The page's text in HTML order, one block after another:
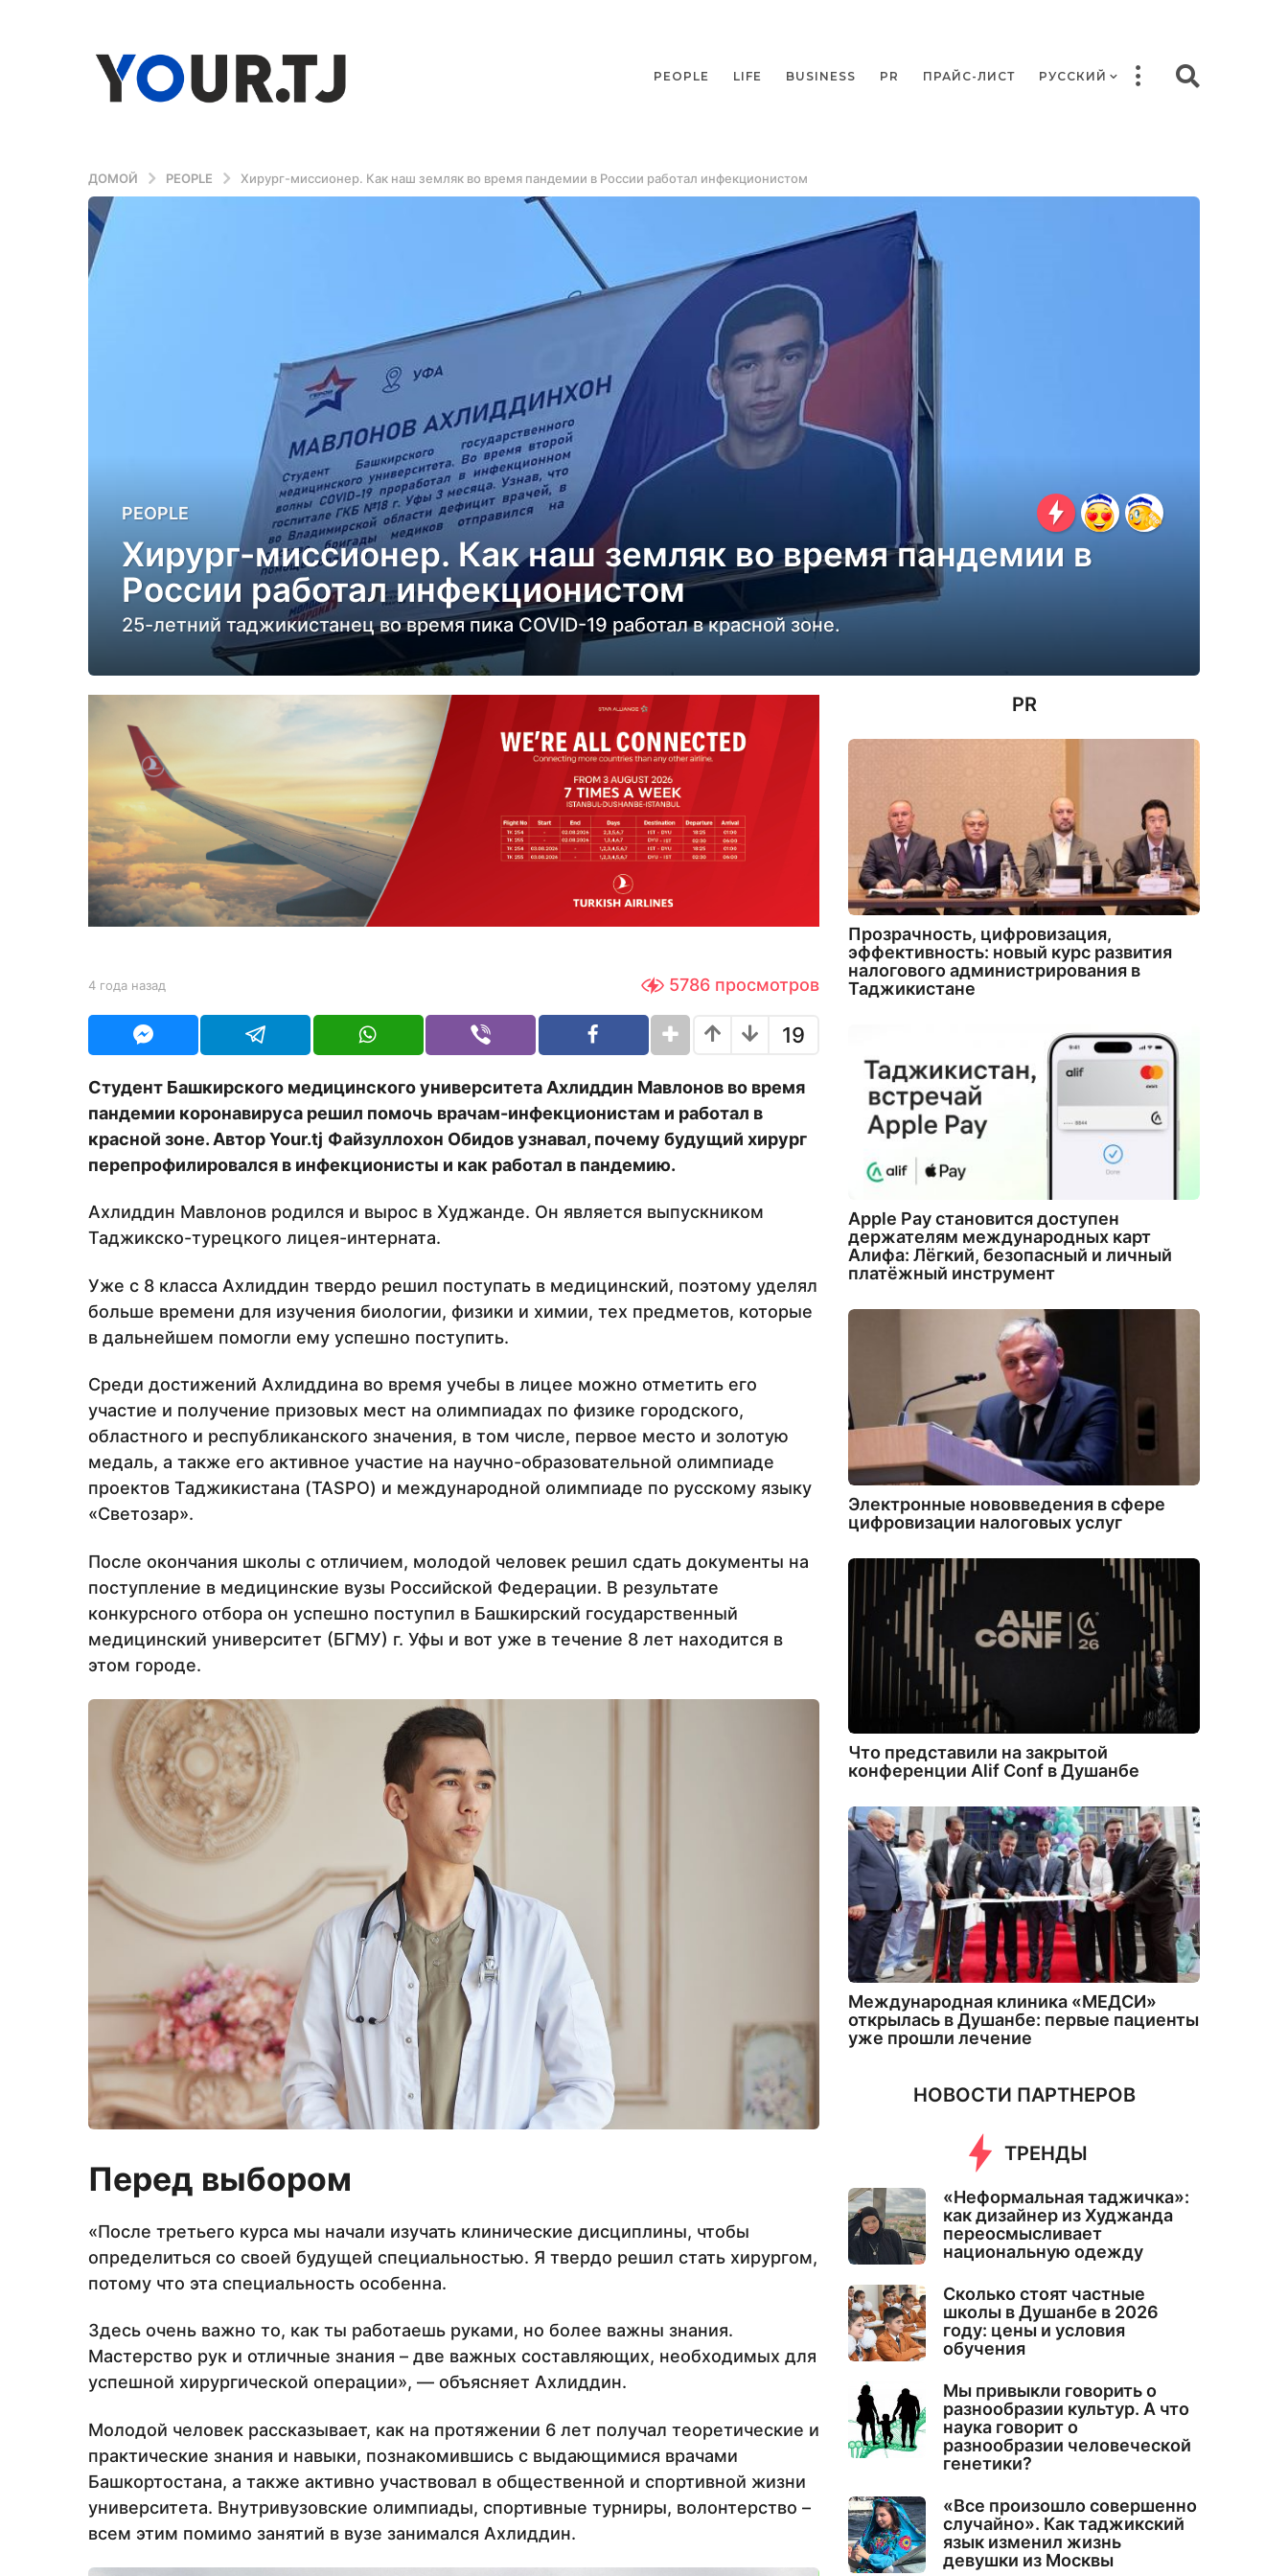
PEOPLE LIFE BUSINESS PR ПРАЙС-ЛИСТ РУССКИЙ
ДОМОЙ PEOPLE Хирург-миссионер. Как наш земляк во время пандемии в России работал инфекционистом
4
о
д
н
д
4
о
д
а
н
а
PEOPLE
Хирург-миссионер. Как наш земляк во время пандемии в
России работал инфекционистом
25-летний таджикистанец во время пика COVID-19 работал в красной зоне.
b
Y
U
R
4 года назад
а
а
з
д
5786 просмотров
19
Студент Башкирского медицинского университета Ахлиддин Мавлонов во время
пандемии коронавируса решил помочь врачам-инфекционистам и работал в
красной зоне. АвторYour.tj Файзуллохон Обидов узнавал, почему будущий хирург
перепрофилировался в инфекционисты и как работал в пандемию.
Ахлиддин Мавлонов родился и вырос в Худжанде. Он является выпускником
Таджикско-турецкого лицея-интерната.
Уже с 8 класса Ахлиддин твердо решил поступать в медицинский, поэтому уделял
больше времени для изучения биологии, физики и химии, тех предметов, которые
в дальнейшем помогли ему успешно поступить.
Среди достижений Ахлиддина во время учебы в лицее можно отметить его
участие и получение призовых мест на олимпиадах по физике городского,
областного и республиканского значения, в том числе, первое место и золотую
медаль, а также его активное участие на научно-образовательной олимпиаде
проектов Таджикистана (TASPO) и международной олимпиаде по русскому языку
«Светозар».
После окончания школы с отличием, молодой человек решил сдать документы на
поступление в медицинские вузы Российской Федерации. В результате
конкурсного отбора он успешно поступил в Башкирский государственный
медицинский университет (БГМУ) г. Уфы и вот уже в течение 8 лет находится в
этом городе.
Перед выбором
«После третьего курса мы начали изучать клинические дисциплины, чтобы
определиться со своей будущей специальностью. Я твердо решил стать хирургом,
потому что эта специальность особенна.
Здесь очень важно то, как ты работаешь руками, но более важны знания.
Мастерство рук и отличные знания – две важных составляющих, необходимых для
успешной хирургической операции», — объясняет Ахлиддин.
Молодой человек рассказывает, как на протяжении 6 лет получал теоретические и
практические знания и навыки, познакомившись с выдающимися врачами
Башкортостана, а также активно участвовал в общественной и спортивной жизни
университета. Внутривузовские олимпиады, спортивные турниры, волонтерство –
всем этим помимо занятий в вузе занимался Ахлиддин.
PR
Прозрачность, цифровизация,
эффективность: новый курс развития
налогового администрирования в
Таджикистане
Apple Pay становится доступен
держателям международных карт
Алифа: Лёгкий, безопасный и личный
платёжный инструмент
Электронные нововведения в сфере
цифровизации налоговых услуг
Что представили на закрытой
конференции Alif Conf в Душанбе
Международная клиника «МЕДСИ»
открылась в Душанбе: первые пациенты
уже прошли лечение
НОВОСТИ ПАРТНЕРОВ
ТРЕНДЫ
«Неформальная таджичка»:
как дизайнер из Худжанда
переосмысливает
национальную одежду
Сколько стоят частные
школы в Душанбе в 2026
году: цены и условия
обучения
Мы привыкли говорить о
разнообразии культур. А что
наука говорит о
разнообразии человеческой
генетики?
«Все произошло совершенно
случайно». Как таджикский
язык изменил жизнь
девушки из Москвы